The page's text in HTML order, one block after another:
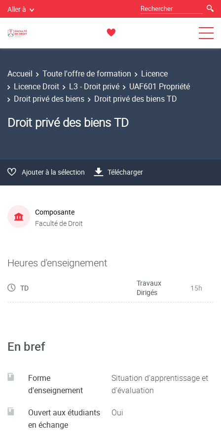
Aller à
Accueil Toute l'offre de formation
Licence
Licence Droit
L3 - Droit privé
UAF601 Propriété
Droit privé des biens
Droit privé des biens TD
Droit privé des biens TD
Ajouter à la sélection Télécharger
Composante
Faculté de Droit
Heures d'enseignement
TD
Travaux
Dirigés
15h
En bref
Forme
d'enseignement
Situation d'apprentissage et
d'évaluation
Ouvert aux étudiants
en échange
Oui